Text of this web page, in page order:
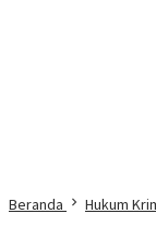
Beranda Hukum